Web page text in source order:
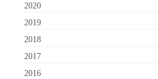
2020
2019
2018
2017
2016